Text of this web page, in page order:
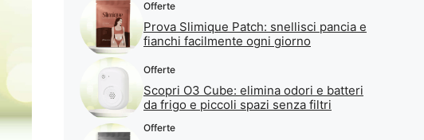
Offerte
Prova Slimique Patch: snellisci pancia e
fianchi facilmente ogni giorno
Offerte
Scopri O3 Cube: elimina odori e batteri
da frigo e piccoli spazi senza filtri
Offerte